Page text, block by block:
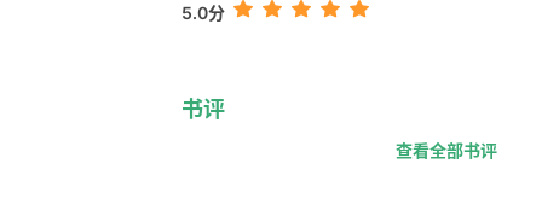
5.0分
书评
查看全部书评